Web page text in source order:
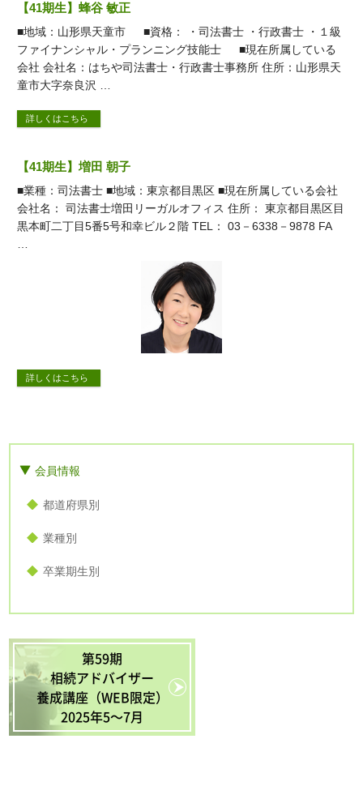
【41期生】蜂谷 敏正
■地域：山形県天童市 ■資格： ・司法書士 ・行政書士 ・１級
ファイナンシャル・プランニング技能士 ■現在所属している
会社 会社名：はちや司法書士・行政書士事務所 住所：山形県天
童市大字奈良沢 …
詳しくはこちら
【41期生】増田 朝子
■業種：司法書士 ■地域：東京都目黒区 ■現在所属している会社
会社名： 司法書士増田リーガルオフィス 住所： 東京都目黒区目
黒本町二丁目5番5号和幸ビル２階 TEL： 03－6338－9878 FA
詳しくはこちら
会員情報
都道府県別
業種別
卒業期生別
第59期
相続アドバイザー
養成講座（WEB限定）
2025年5〜7月